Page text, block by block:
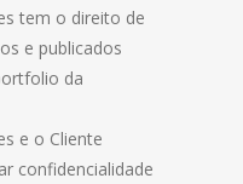
tem o direito de
e publicados
da
e o Cliente
confidencialidade